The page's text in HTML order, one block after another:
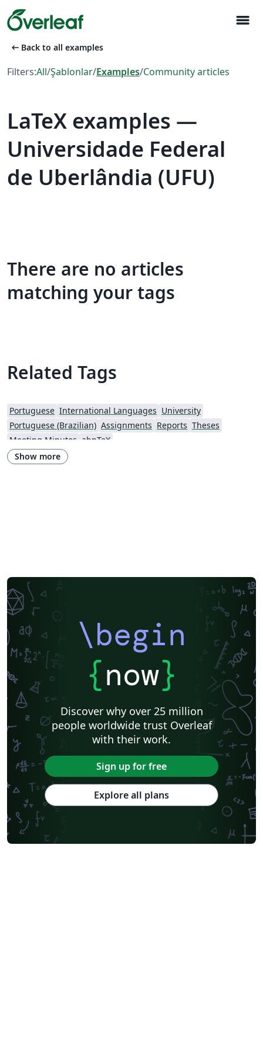
menu
arrow_left_alt Back to all examples
Filters:All/Şablonlar/Examples/Community articles
LaTeX examples —
Universidade Federal
de Uberlândia (UFU)
There are no articles
matching your tags
Related Tags
Portuguese International Languages University
Portuguese (Brazilian) Assignments Reports Theses
Meeting Minutes abnTeX
Show more
\begin
{now}
Discover why over 25 million
people worldwide trust Overleaf
with their work.
Sign up for free
Explore all plans